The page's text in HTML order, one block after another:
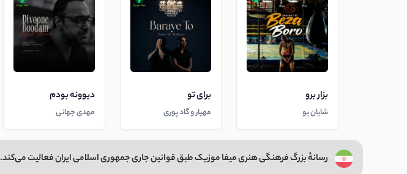
بزار برو
شایان یو
برای تو
مهیار و گاد پوری
دیوونه بودم
مهدی جهانی
رسانهٔ بزرگ فرهنگی هنری میفا موزیک طبق قوانین جاری جمهوری اسلامی ایران فعالیت می‌کند.